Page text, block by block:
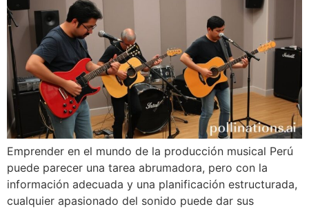
Emprender en el mundo de la producción musical Perú
puede parecer una tarea abrumadora, pero con la
información adecuada y una planificación estructurada,
cualquier apasionado del sonido puede dar sus